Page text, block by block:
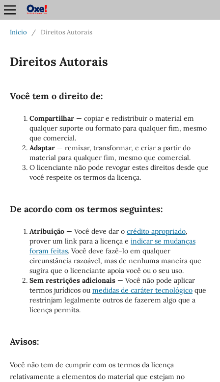
Início / Direitos Autorais
Direitos Autorais
Você tem o direito de:
Compartilhar— copiar e redistribuir o material em
qualquer suporte ou formato para qualquer fim, mesmo
que comercial.
Adaptar— remixar, transformar, e criar a partir do
material para qualquer fim, mesmo que comercial.
O licenciante não pode revogar estes direitos desde que
você respeite os termos da licença.
De acordo com os termos seguintes:
Atribuição— Você deve dar o crédito apropriado,
prover um link para a licença e indicar se mudanças
foram feitas. Você deve fazê-lo em qualquer
circunstância razoável, mas de nenhuma maneira que
sugira que o licenciante apoia você ou o seu uso.
Sem restrições adicionais— Você não pode aplicar
termos jurídicos ou medidas de caráter tecnológicoque
restrinjam legalmente outros de fazerem algo que a
licença permita.
Avisos:
Você não tem de cumprir com os termos da licença
relativamente a elementos do material que estejam no